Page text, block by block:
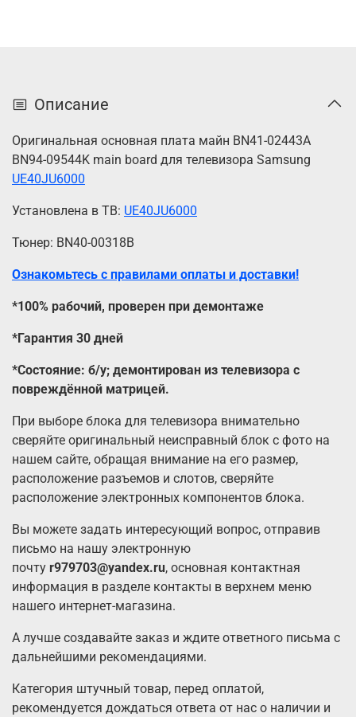
Описание
Оригинальная основная плата майн BN41-02443A
BN94-09544K main board для телевизора Samsung
UE40JU6000
Установлена в ТВ: UE40JU6000
Тюнер: BN40-00318B
Ознакомьтесь с правилами оплаты и доставки!
*100% рабочий, проверен при демонтаже
*Гарантия 30 дней
*Состояние: б/у; демонтирован из телевизора с
повреждённой матрицей.
При выборе блока для телевизора внимательно
сверяйте оригинальный неисправный блок с фото на
нашем сайте, обращая внимание на его размер,
расположение разъемов и слотов, сверяйте
расположение электронных компонентов блока.
Вы можете задать интересующий вопрос, отправив
письмо на нашу электронную
почту r979703@yandex.ru, основная контактная
информация в разделе контакты в верхнем меню
нашего интернет-магазина.
А лучше создавайте заказ и ждите ответного письма с
дальнейшими рекомендациями.
Категория штучный товар, перед оплатой,
рекомендуется дождаться ответа от нас о наличии и